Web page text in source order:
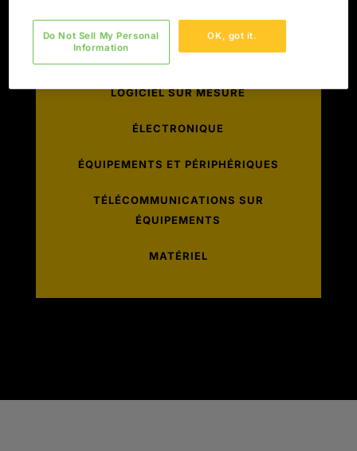
LOGICIEL SUR MESURE
ÉLECTRONIQUE
ÉQUIPEMENTS ET PÉRIPHÉRIQUES
TÉLÉCOMMUNICATIONS SUR
ÉQUIPEMENTS
MATÉRIEL
OK, got it.
Do Not Sell My Personal
Information